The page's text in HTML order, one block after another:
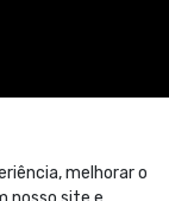
melhorar o